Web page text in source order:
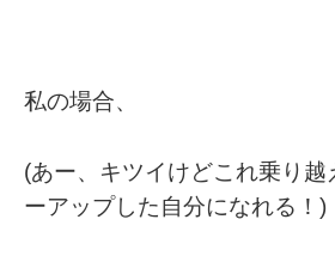
私の場合、
(あー、キツイけどこれ乗り越
ーアップした自分になれる！)